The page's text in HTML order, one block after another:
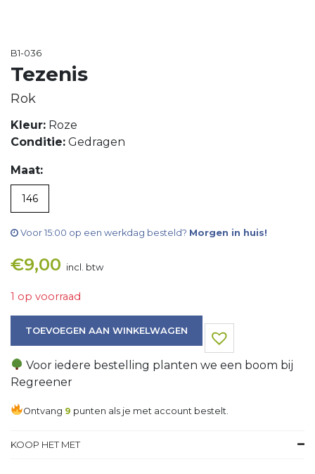
B1-036
Tezenis
Rok
Kleur: Roze
Conditie: Gedragen
Maat:
146
Voor 15:00 op een werkdag besteld? Morgen in huis!
€9,00 incl. btw
1 op voorraad
TOEVOEGEN AAN WINKELWAGEN
Voor iedere bestelling planten we een boom bij
Regreener
Ontvang 9 punten als je met account bestelt.
KOOP HET MET